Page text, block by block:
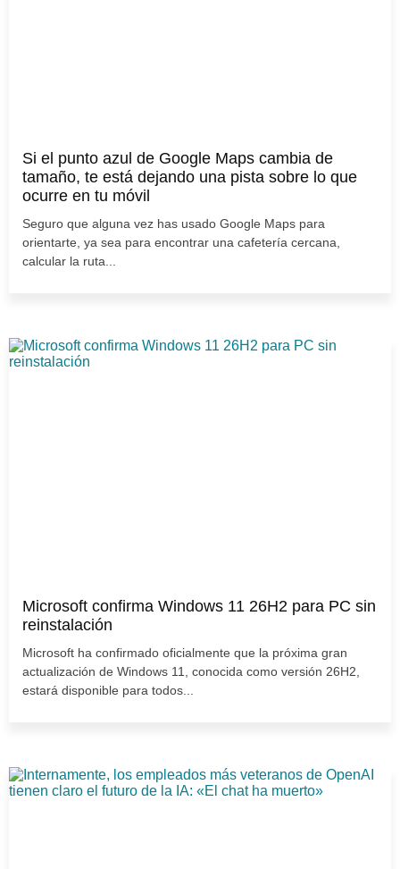
Si el punto azul de Google Maps cambia de
tamaño, te está dejando una pista sobre lo que
ocurre en tu móvil
Seguro que alguna vez has usado Google Maps para
orientarte, ya sea para encontrar una cafetería cercana,
calcular la ruta...
Microsoft confirma Windows 11 26H2 para PC sin
reinstalación
Microsoft ha confirmado oficialmente que la próxima gran
actualización de Windows 11, conocida como versión 26H2,
estará disponible para todos...